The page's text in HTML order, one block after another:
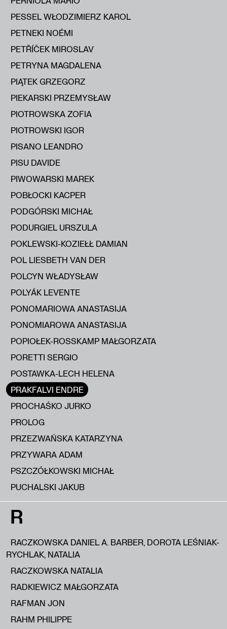
PESSEL WŁODZIMIERZ KAROL
PETNEKI NOÉMI
PETŘÍČEK MIROSLAV
PETRYNA MAGDALENA
PIĄTEK GRZEGORZ
PIEKARSKI PRZEMYSŁAW
PIOTROWSKA ZOFIA
PIOTROWSKI IGOR
PISANO LEANDRO
PISU DAVIDE
PIWOWARSKI MAREK
POBŁOCKI KACPER
PODGÓRSKI MICHAŁ
PODURGIEL URSZULA
POKLEWSKI-KOZIEŁŁ DAMIAN
POL LIESBETH VAN DER
POLCYN WŁADYSŁAW
POLYÁK LEVENTE
PONOMARIOWA ANASTASIJA
PONOMIAROWA ANASTASIJA
POPIOŁEK-ROSSKAMP MAŁGORZATA
PORETTI SERGIO
POSTAWKA-LECH HELENA
PRAKFALVI ENDRE
PROCHAŚKO JURKO
PROLOG
PRZEZWAŃSKA KATARZYNA
PRZYWARA ADAM
PSZCZÓŁKOWSKI MICHAŁ
PUCHALSKI JAKUB
R
RACZKOWSKA DANIEL A. BARBER, DOROTA LEŚNIAK-
RYCHLAK, NATALIA
RACZKOWSKA NATALIA
RADKIEWICZ MAŁGORZATA
RAFMAN JON
RAHM PHILIPPE